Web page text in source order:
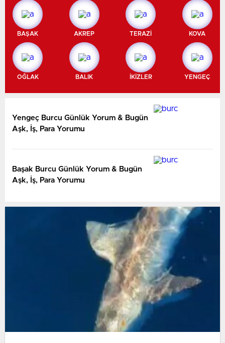
BAŞAK AKREP TERAZİ KOVA
OĞLAK BALIK İKİZLER YENGEÇ
Yengeç Burcu Günlük Yorum & Bugün
Aşk, İş, Para Yorumu
Başak Burcu Günlük Yorum & Bugün
Aşk, İş, Para Yorumu